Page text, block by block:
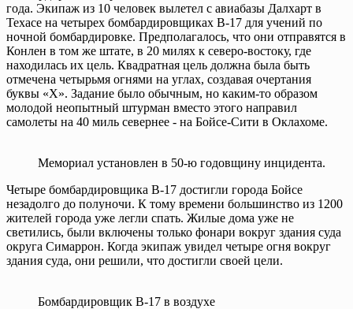
года. Экипаж из 10 человек вылетел с авиабазы ​​Далхарт в
Техасе на четырех бомбардировщиках B-17 для учений по
ночной бомбардировке. Предполагалось, что они отправятся в
Конлен в том же штате, в 20 милях к северо-востоку, где
находилась их цель. Квадратная цель должна была быть
отмечена четырьмя огнями на углах, создавая очертания
буквы «Х». Задание было обычным, но каким-то образом
молодой неопытный штурман вместо этого направил
самолеты на 40 миль севернее - на Бойсе-Сити в Оклахоме.
Мемориал установлен в 50-ю годовщину инцидента.
Четыре бомбардировщика B-17 достигли города Бойсе
незадолго до полуночи. К тому времени большинство из 1200
жителей города уже легли спать. Жилые дома уже не
светились, были включены только фонари вокруг здания суда
округа Симаррон. Когда экипаж увидел четыре огня вокруг
здания суда, они решили, что достигли своей цели.
Бомбардировщик B-17 в воздухе